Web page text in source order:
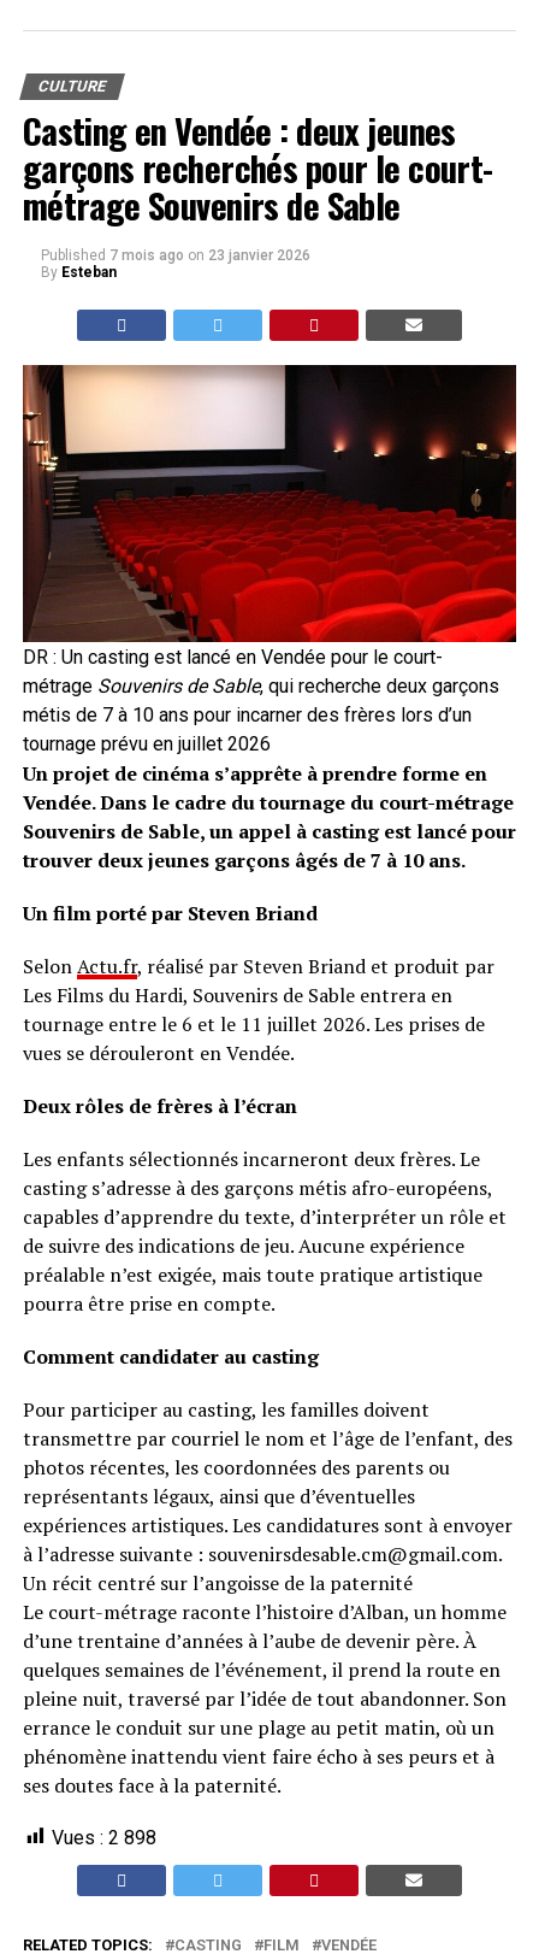
CULTURE
Casting en Vendée : deux jeunes
garçons recherchés pour le court-
métrage Souvenirs de Sable
Published 7 mois ago on 23 janvier 2026
By Esteban
DR : Un casting est lancé en Vendée pour le court-
métrage Souvenirs de Sable, qui recherche deux garçons
métis de 7 à 10 ans pour incarner des frères lors d’un
tournage prévu en juillet 2026
Un projet de cinéma s’apprête à prendre forme en
Vendée. Dans le cadre du tournage du court-métrage
Souvenirs de Sable, un appel à casting est lancé pour
trouver deux jeunes garçons âgés de 7 à 10 ans.
Un film porté par Steven Briand
SelonActu.fr, réalisé par Steven Briand et produit par
Les Films du Hardi, Souvenirs de Sable entrera en
tournage entre le 6 et le 11 juillet 2026. Les prises de
vues se dérouleront en Vendée.
Deux rôles de frères à l’écran
Les enfants sélectionnés incarneront deux frères. Le
casting s’adresse à des garçons métis afro-européens,
capables d’apprendre du texte, d’interpréter un rôle et
de suivre des indications de jeu. Aucune expérience
préalable n’est exigée, mais toute pratique artistique
pourra être prise en compte.
Comment candidater au casting
Pour participer au casting, les familles doivent
transmettre par courriel le nom et l’âge de l’enfant, des
photos récentes, les coordonnées des parents ou
représentants légaux, ainsi que d’éventuelles
expériences artistiques. Les candidatures sont à envoyer
à l’adresse suivante : souvenirsdesable.cm@gmail.com.
Un récit centré sur l’angoisse de la paternité
Le court-métrage raconte l’histoire d’Alban, un homme
d’une trentaine d’années à l’aube de devenir père. À
quelques semaines de l’événement, il prend la route en
pleine nuit, traversé par l’idée de tout abandonner. Son
errance le conduit sur une plage au petit matin, où un
phénomène inattendu vient faire écho à ses peurs et à
ses doutes face à la paternité.
Vues : 2 898
RELATED TOPICS: CASTING FILM VENDÉE